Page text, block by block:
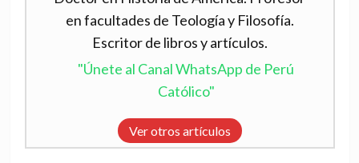
en facultades de Teología y Filosofía.
Escritor de libros y artículos.
"Únete al Canal WhatsApp de Perú
Católico"
Ver otros artículos